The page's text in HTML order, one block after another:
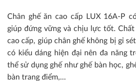
Chân ghế ăn cao cấp LUX 16A-P
giúp đứng vững và chịu lực tốt.
cao cấp, giúp chân ghế không bị gỉ
có kiểu dáng hiện đại nên đa năng
thể sử dụng ghế như ghế bàn học,
bàn trang điểm,…